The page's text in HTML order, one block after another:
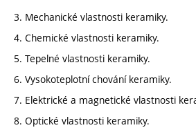
3. Mechanické vlastnosti keramiky.
4. Chemické vlastnosti keramiky.
5. Tepelné vlastnosti keramiky.
6. Vysokoteplotní chování keramiky.
7. Elektrické a magnetické vlastnosti
8. Optické vlastnosti keramiky.